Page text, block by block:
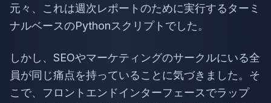
元々、これは週次レポートのために実行するターミ
ナルベースのPythonスクリプトでした。
しかし、SEOやマーケティングのサークルにいる全
員が同じ痛点を持っていることに気づきました。そ
こで、フロントエンドインターフェースでラップ